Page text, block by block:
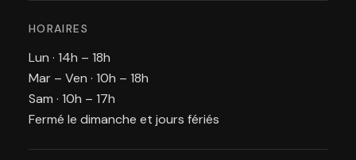
HORAIRES
Lun · 14h – 18h
Mar – Ven · 10h – 18h
Sam · 10h – 17h
Fermé le dimanche et jours fériés